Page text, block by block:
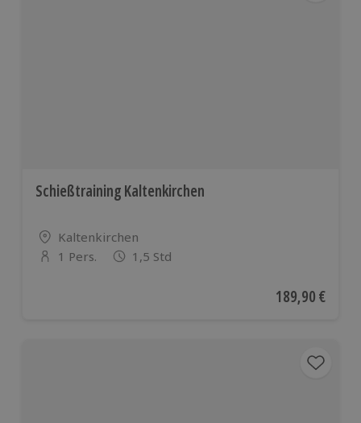
Schießtraining Kaltenkirchen
Standort
Kaltenkirchen
Anzahl der Teilnehmer
1 Pers. 1,5 Std
Aktueller Preis
189,90 €